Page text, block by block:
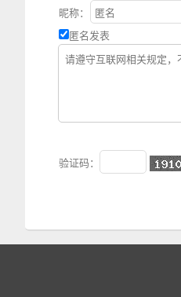
昵称：
匿名发表
验证码：